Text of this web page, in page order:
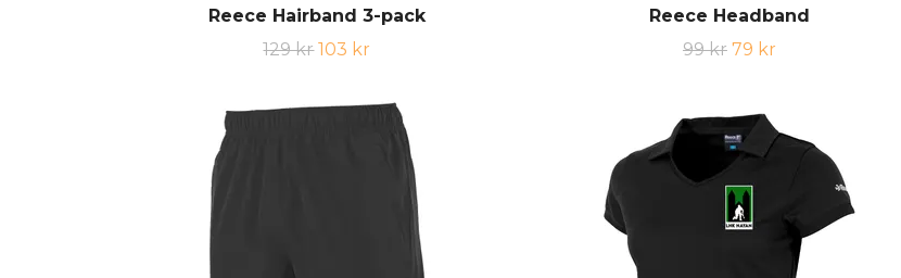
Reece Hairband 3-pack
129 kr 103 kr
Reece Headband
99 kr 79 kr